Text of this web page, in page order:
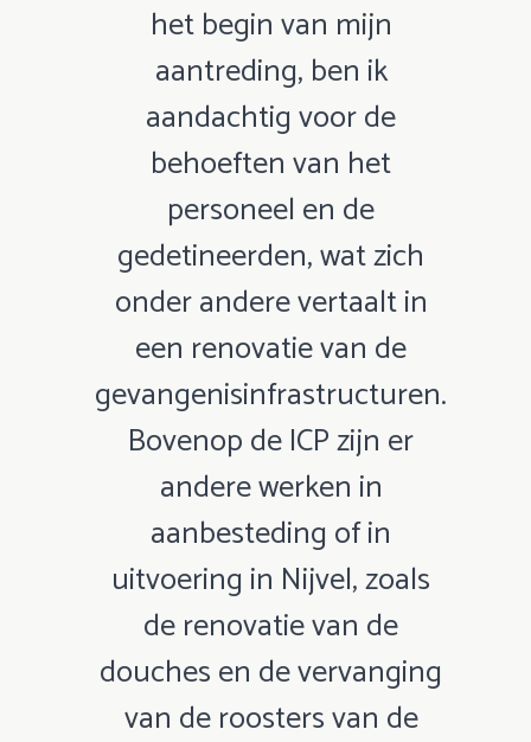
het begin van mijn
aantreding, ben ik
aandachtig voor de
behoeften van het
personeel en de
gedetineerden, wat zich
onder andere vertaalt in
een renovatie van de
gevangenisinfrastructuren.
Bovenop de ICP zijn er
andere werken in
aanbesteding of in
uitvoering in Nijvel, zoals
de renovatie van de
douches en de vervanging
van de roosters van de